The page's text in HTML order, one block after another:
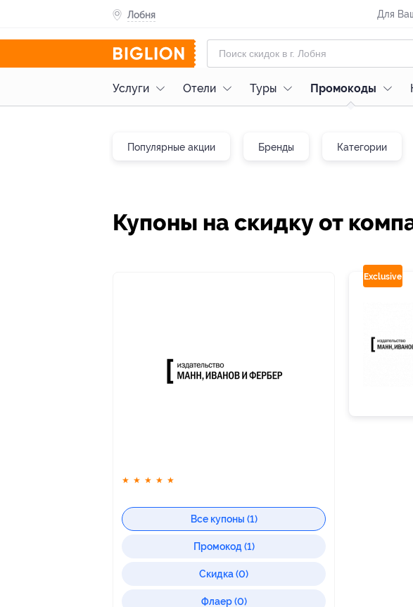
Лобня Для
Услуги Отели Туры Промокоды
Популярные акции Бренды Категории
Купоны на скидку от
★ ★ ★ ★ ★
Все купоны (1)
Промокод (1)
Скидка (0)
Флаер (0)
Exclusive